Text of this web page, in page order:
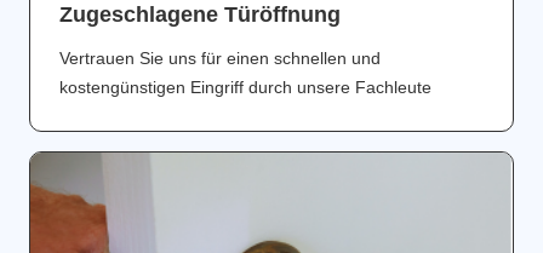
Zugeschlagene Türöffnung
Vertrauen Sie uns für einen schnellen und
kostengünstigen Eingriff durch unsere Fachleute